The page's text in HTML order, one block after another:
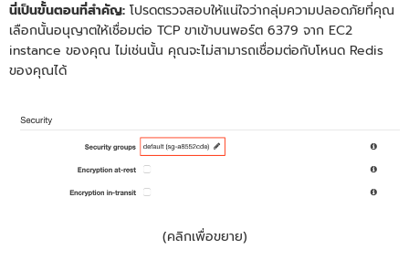
นี่เป็นขั้นตอนที่สำคัญ: โปรดตรวจสอบให้แน่ใจว่ากลุ่มความปลอดภัยที่คุณ
เลือกนั้นอนุญาตให้เชื่อมต่อ TCP ขาเข้าบนพอร์ต 6379 จาก EC2
instance ของคุณ ไม่เช่นนั้น คุณจะไม่สามารถเชื่อมต่อกับโหนด Redis
ของคุณได้
(คลิกเพื่อขยาย)